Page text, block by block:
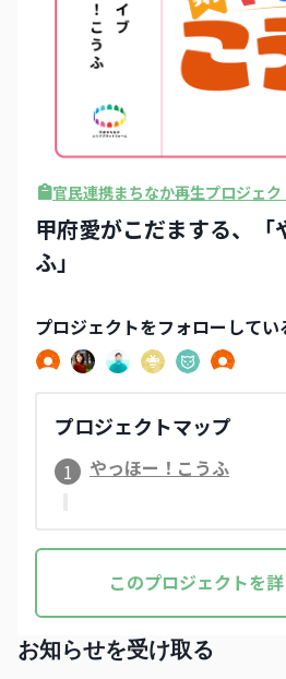
官民連携まちなか再生プロジェク
甲府愛がこだまする、「
ふ」
プロジェクトをフォローしてい
プロジェクトマップ
1 やっほー！こうふ
このプロジェクトを
お知らせを受け取る